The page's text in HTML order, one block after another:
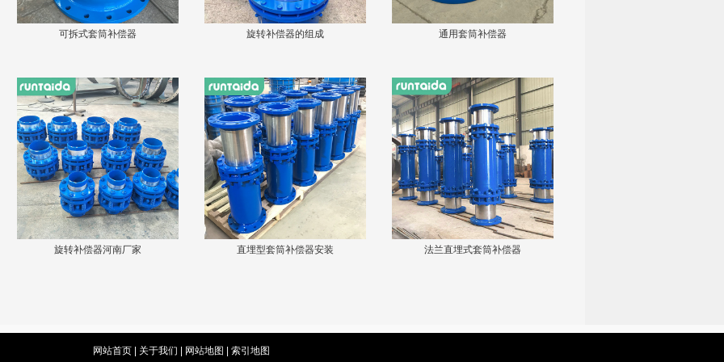
可拆式套筒补偿器 旋转补偿器的组成 通用套筒补偿器
旋转补偿器河南厂家 直埋型套筒补偿器安装 法兰直埋式套筒补偿器
网站首页| 关于我们 网站地图 索引地图